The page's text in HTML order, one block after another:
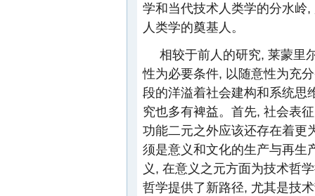
学和当代技术人类学的分水岭
人类学的奠基人。
相较于前人的研究, 莱蒙里
性为必要条件, 以随意性为充
段的洋溢着社会建构和系统思
究也多有裨益。首先, 社会表
功能二元之外应该还存在着更
须是意义和文化的生产与再生
义, 在意义之元方面为技术哲
哲学提供了新路径, 尤其是技